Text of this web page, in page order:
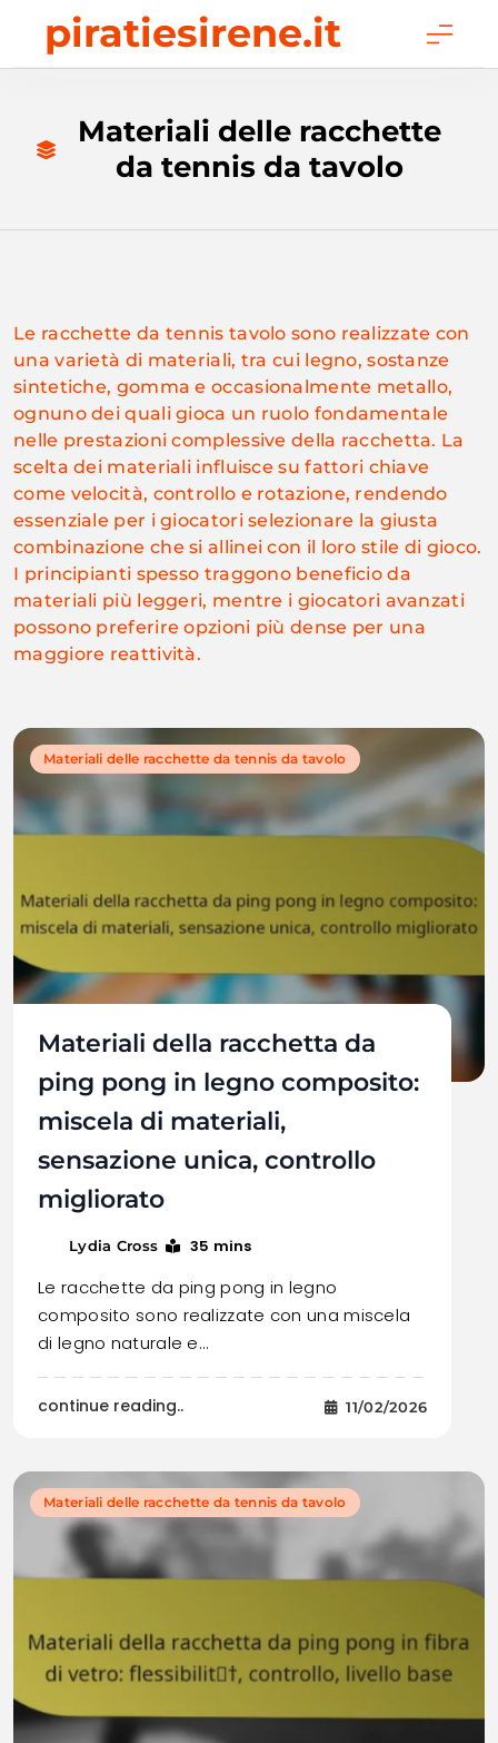
content
piratiesirene.it
Materiali delle racchette
da tennis da tavolo
Le racchette da tennis tavolo sono realizzate con
una varietà di materiali, tra cui legno, sostanze
sintetiche, gomma e occasionalmente metallo,
ognuno dei quali gioca un ruolo fondamentale
nelle prestazioni complessive della racchetta. La
scelta dei materiali influisce su fattori chiave
come velocità, controllo e rotazione, rendendo
essenziale per i giocatori selezionare la giusta
combinazione che si allinei con il loro stile di gioco.
I principianti spesso traggono beneficio da
materiali più leggeri, mentre i giocatori avanzati
possono preferire opzioni più dense per una
maggiore reattività.
Materiali delle racchette da tennis da tavolo
Materiali della racchetta da
ping pong in legno composito:
miscela di materiali,
sensazione unica, controllo
migliorato
Lydia Cross 35 mins
Le racchette da ping pong in legno
composito sono realizzate con una miscela
di legno naturale e…
continue reading.. 11/02/2026
Materiali delle racchette da tennis da tavolo